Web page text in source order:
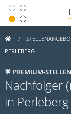
PERLEBERG
🌟 PREMIUM-
Nachfolger
in